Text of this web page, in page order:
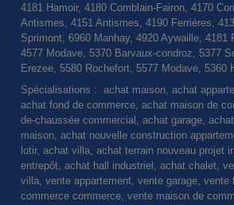
4181 Hamoir, 4180 Comblain-Fairon, 4170
Antismes, 4151 Antismes, 4190 Ferrières,
Sprimont, 6960 Manhay, 4920 Aywaille, 4181
4577 Modave, 5370 Barvaux-condroz, 5377
Erezee, 5580 Rochefort, 5577 Modave, 5360
Spécialisations : achat maison, achat
achat fond de commerce, achat maison de
de-chaussée commercial, achat garage,
maison, achat nouvelle construction
lotir, achat villa, achat terrain nouveau projet
entrepôt, achat hall industriel, achat chalet,
villa, vente appartement, vente garage, vente
commerce commerce, vente maison de